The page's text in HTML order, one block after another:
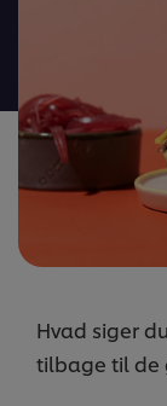
Hvad siger
tilbage til de